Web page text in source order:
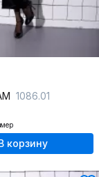
1086.01
корзину